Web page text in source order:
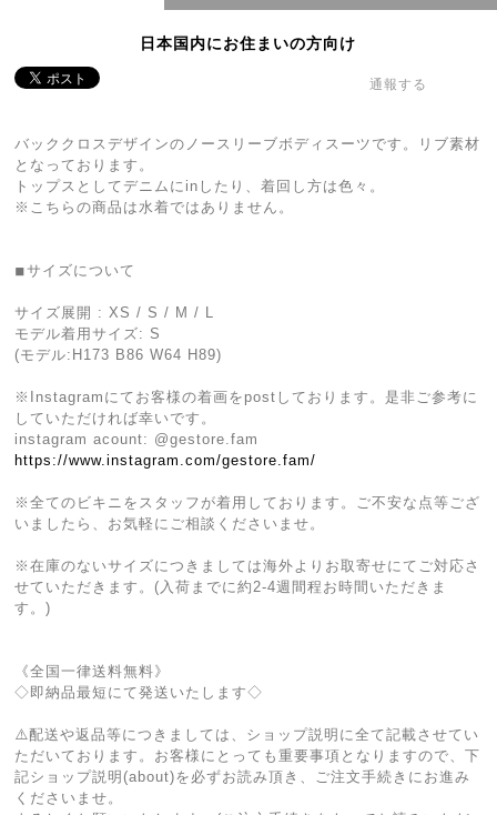
日本国内にお住まいの方向け
通報する
バッククロスデザインのノースリーブボディスーツです。リブ素材
となっております。
トップスとしてデニムにinしたり、着回し方は色々。
※こちらの商品は水着ではありません。
◾︎サイズについて
サイズ展開 : XS / S / M / L
モデル着用サイズ: S
(モデル:H173 B86 W64 H89)
※Instagramにてお客様の着画をpostしております。是非ご参考に
していただければ幸いです。
instagram acount: @gestore.fam
https://www.instagram.com/gestore.fam/‬
※全てのビキニをスタッフが着用しております。ご不安な点等ござ
いましたら、お気軽にご相談くださいませ。
※在庫のないサイズにつきましては海外よりお取寄せにてご対応さ
せていただきます。(入荷までに約2-4週間程お時間いただきま
す。)
《全国一律送料無料》
◇即納品最短にて発送いたします◇
⚠️配送や返品等につきましては、ショップ説明に全て記載させてい
ただいております。お客様にとっても重要事項となりますので、下
記ショップ説明(about)を必ずお読み頂き、ご注文手続きにお進み
くださいませ。